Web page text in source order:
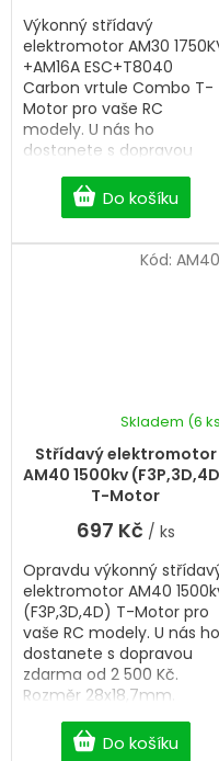
Do košíku
Výkonný střídavý
elektromotor AM30
+AM16A ESC+T8040
Carbon vrtule Combo T-
Motor pro vaše RC
modely. U nás ho
dostanete s dopravou
Střídavý elektromotor
AM40 1500kv
T-Motor
Skladem (6
697 Kč / ks
Do košíku
Opravdu výkonný
elektromotor AM40
(F3P,3D,4D) T-Motor pro
vaše RC modely. U nás ho
dostanete s dopravou
zdarma od 2 500 Kč.
Rozměr 28x18,7mm.
Kód: